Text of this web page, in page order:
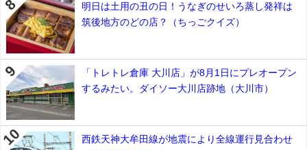
明日は土用の丑の日！うなぎのせいろ蒸し発祥は
筑後地方のどの店？（ちっごクイズ）
「トレトレ倉庫 大川店」が8月1日にプレオープン
するみたい。ダイソー大川店跡地（大川市）
西鉄天神大牟田線が地震により全線運行見合わせ